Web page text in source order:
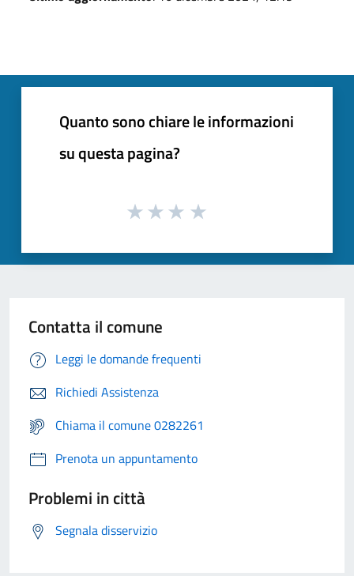
Quanto sono chiare le informazioni
su questa pagina?
Contatta il comune
Leggi le domande frequenti
Richiedi Assistenza
Chiama il comune 0282261
Prenota un appuntamento
Problemi in città
Segnala disservizio